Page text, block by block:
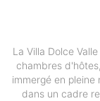
La Villa Dolce
chambres
immergé en pleine
dans un cadre